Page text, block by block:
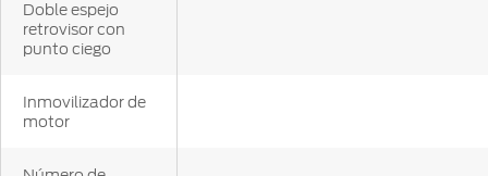
Doble espejo
retrovisor con
punto ciego
Inmovilizador de
motor